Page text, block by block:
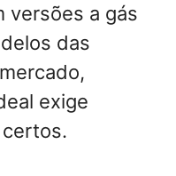
versões a gás
das
exige